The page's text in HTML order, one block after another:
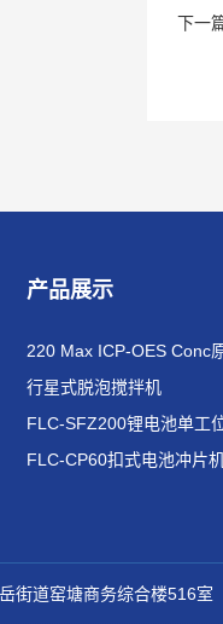
下一
产品展示
行星式脱泡搅拌机
FLC-CP60扣式电池冲片
街道窑塘商务综合楼516室